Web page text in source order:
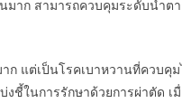
าก สามารถควบคุมระดับน้ำต
แต่เป็นโรคเบาหวานที่ควบคุ
ชี้ในการรักษาด้วยการผ่าตัด เ